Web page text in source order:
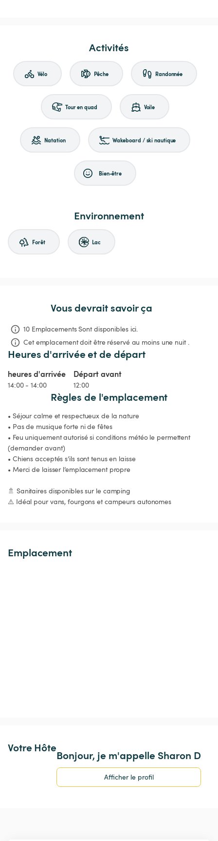
Activités
Vélo Pêche Randonnée
Tour en quad Voile
Natation Wakeboard / ski nautique
Bien-être
Environnement
Forêt Lac
Vous devrait savoir ça
10 Emplacements Sont disponibles ici.
Cet emplacement doit être réservé au moins une nuit .
Heures d'arrivée et de départ
heures d'arrivée
14:00 - 14:00
Départ avant
12:00
Règles de l'emplacement
• Séjour calme et respectueux de la nature
• Pas de musique forte ni de fêtes
• Feu uniquement autorisé si conditions météo le permettent
(demander avant)
• Chiens acceptés s’ils sont tenus en laisse
• Merci de laisser l’emplacement propre
🚿 Sanitaires disponibles sur le camping
⚠️ Idéal pour vans, fourgons et campeurs autonomes
Emplacement
Votre Hôte
Bonjour, je m'appelle Sharon D
Afficher le profil